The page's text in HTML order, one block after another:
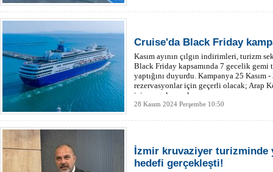
Cruise'da Black Friday
Kasım ayının çılgın indirimleri, turizm
Black Friday kapsamında 7 gecelik gemi
yaptığını duyurdu. Kampanya 25 Kasım
rezervasyonlar için geçerli olacak; Arap
için uygulanacak
28 Kasım 2024 Perşembe 10:50
İzmir kruvaziyer
hedefi gerçekleşti!